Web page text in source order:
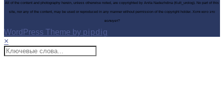
All of the content and photography herein, unless otherwise noted, are copyrighted by Anita Nadezhdina (Kult_urolog). No part of this
site, nor any of the content, may be used or reproduced in any manner without permission of the copyright holder. Хотя кого это
волнует?
WordPress Theme by pipdig
×